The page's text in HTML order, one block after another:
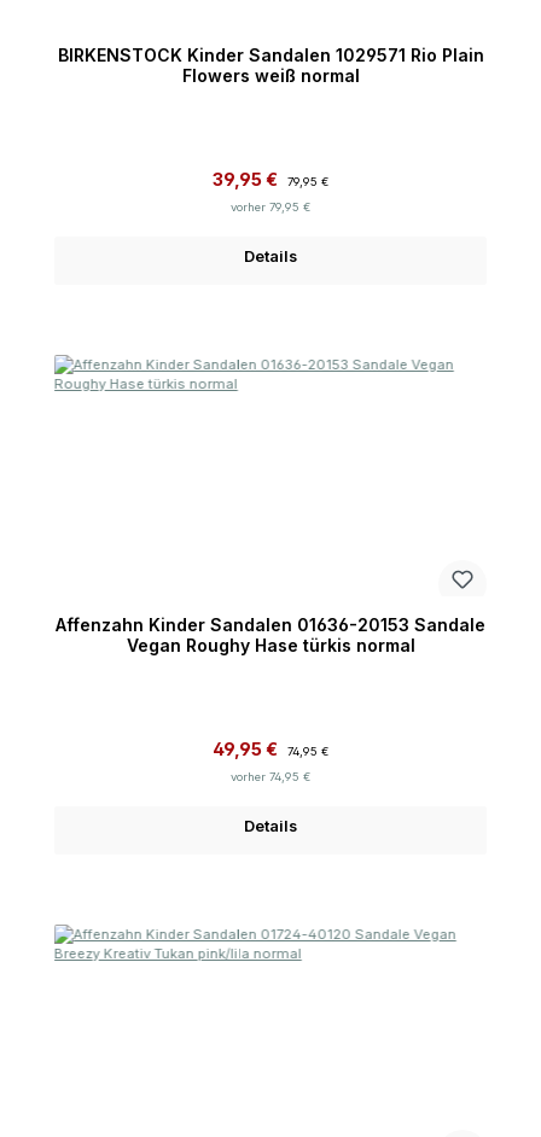
BIRKENSTOCK Kinder Sandalen 1029571 Rio Plain
Flowers weiß normal
Verkaufspreis:
39,95 € Regulärer Preis:
79,95 €
vorher 79,95 €
Details
Affenzahn Kinder Sandalen 01636-20153 Sandale
Vegan Roughy Hase türkis normal
Verkaufspreis:
49,95 € Regulärer Preis:
74,95 €
vorher 74,95 €
Details